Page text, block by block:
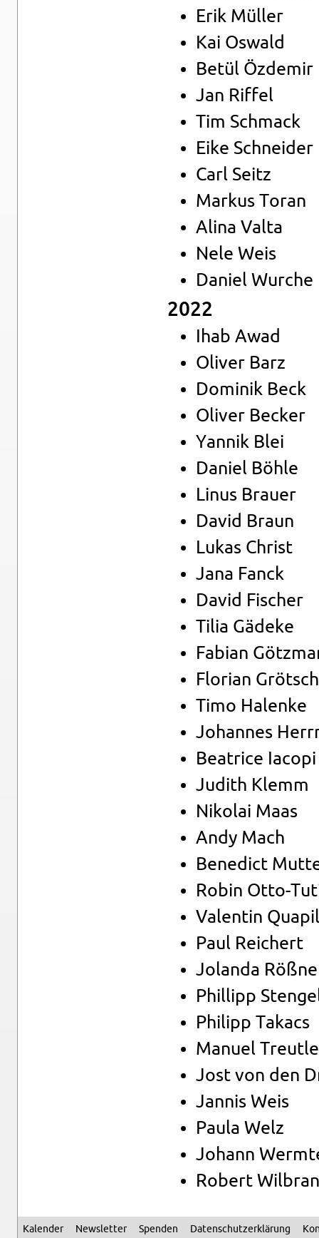
Erik Mül­ler
Kai Os­wald
Betül Öz­de­mir
Jan Rif­fel
Tim Schmack
Eike Schnei­der
Carl Seitz
Mar­kus Toran
Alina Valta
Nele Weis
Da­ni­el Wur­che
2022
Ihab Awad
Oli­ver Barz
Do­mi­nik Beck
Oli­ver Be­cker
Yan­nik Blei
Da­ni­el Böhle
Linus Brau­er
David Braun
Lukas Christ
Jana Fanck
David Fi­scher
Tilia Gä­de­ke
Fa­bi­an
Flo­ri­an
Timo Ha­len­ke
Jo­han­nes
Bea­tri­ce Iaco­pi
Ju­dith Klemm
Ni­ko­lai Maas
Andy Mach
Be­ne­dict
Robin Ot­to-
Va­len­tin Qua­pil
Paul Rei­chert
Jo­lan­da
Phil­lipp
Phil­ipp Takacs
Ma­nu­el
Jost von den
Jan­nis Weis
Paula Welz
Jo­hann
Ro­bert
Ka­len­der News­let­ter Spen­den Da­ten­schutz­er­klä­rung